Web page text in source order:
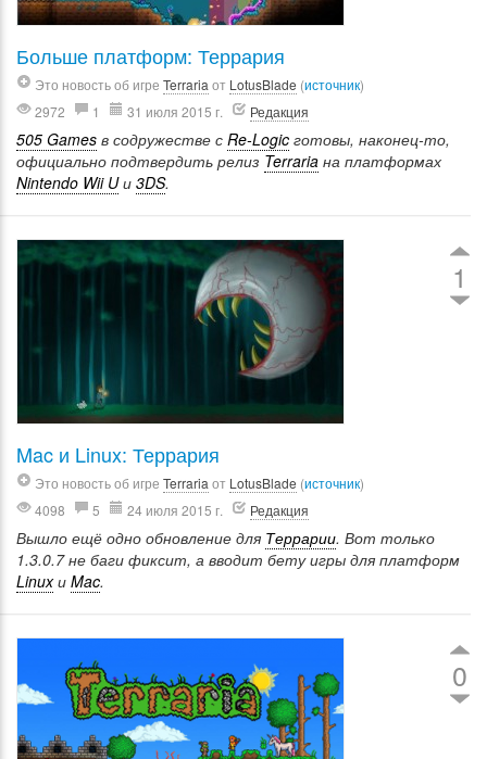
Больше платформ: Террария
Это новость об игре Terraria от LotusBlade (источник)
2972
1 31 июля 2015 г. Редакция
505 Games в содружестве с Re-Logic готовы, наконец-то,
официально подтвердить релиз Terraria на платформах
Nintendo Wii Uи 3DS.
1
Mac и Linux: Террария
Это новость об игре Terraria от LotusBlade (источник)
4098
5 24 июля 2015 г. Редакция
Вышло ещё одно обновление для Террарии. Вот только
1.3.0.7 не баги фиксит, а вводит бету игры для платформ
Linuxи Mac.
0